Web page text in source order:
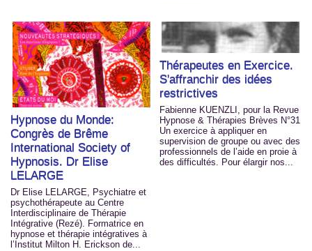
Hypnose du Monde:
Congrès de Brême
International Society of
Hypnosis. Dr Elise
LELARGE
Dr Elise LELARGE, Psychiatre et
psychothérapeute au Centre
Interdisciplinaire de Thérapie
Intégrative (Rezé). Formatrice en
hypnose et thérapie intégratives à
l’Institut Milton H. Erickson de...
Thérapeutes en Exercice.
S'affranchir des idées
restrictives
Fabienne KUENZLI, pour la Revue
Hypnose & Thérapies Brèves N°31
Un exercice à appliquer en
supervision de groupe ou avec des
professionnels de l’aide en proie à
des difficultés. Pour élargir nos...